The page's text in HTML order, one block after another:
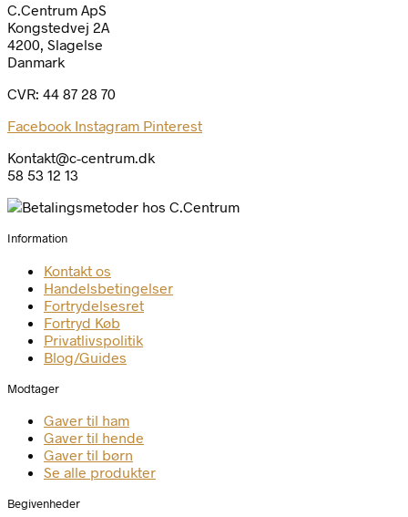
C.Centrum ApS
Kongstedvej 2A
4200, Slagelse
Danmark
CVR: 44 87 28 70
Facebook Instagram Pinterest
Kontakt@c-centrum.dk
58 53 12 13
Information
Kontakt os
Handelsbetingelser
Fortrydelsesret
Fortryd Køb
Privatlivspolitik
Blog/Guides
Modtager
Gaver til ham
Gaver til hende
Gaver til børn
Se alle produkter
Begivenheder